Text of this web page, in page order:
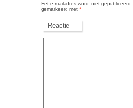
Het e-mailadres wordt niet gepubliceerd.
gemarkeerd met *
Reactie